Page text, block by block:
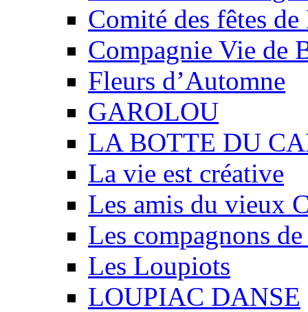
Comité des fêtes
Compagnie Vie de
Fleurs d’Automne
GAROLOU
LA BOTTE DU
La vie est créative
Les amis du vieux
Les compagnons
Les Loupiots
LOUPIAC DANSE